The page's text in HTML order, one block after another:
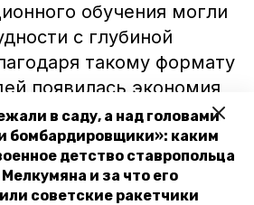
в саду, а над головами
бомбардировщики»: каким
детство ставропольца
и за что его
советские ракетчики
обучения могли
с глубиной
такому формату
появилась экономия
нужно было тратить
Кроме того, по словам
цифровизации